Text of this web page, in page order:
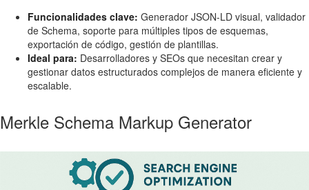
Funcionalidades clave: Generador JSON-LD visual, validador
de Schema, soporte para múltiples tipos de esquemas,
exportación de código, gestión de plantillas.
Ideal para: Desarrolladores y SEOs que necesitan crear y
gestionar datos estructurados complejos de manera eficiente y
escalable.
Merkle Schema Markup Generator